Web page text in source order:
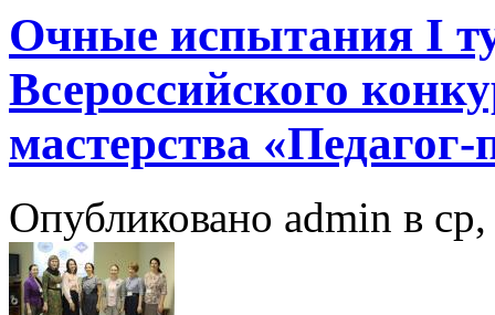
Очные испытания I
Всероссийского
мастерства
Опубликовано admin в